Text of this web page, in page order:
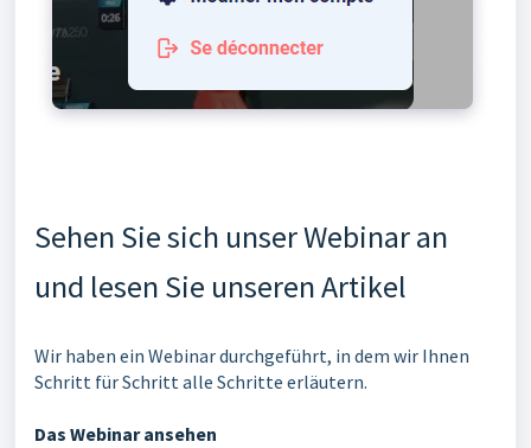
Sehen Sie sich unser Webinar an
und lesen Sie unseren Artikel
Wir haben ein Webinar durchgeführt, in dem wir Ihnen
Schritt für Schritt alle Schritte erläutern.
Das Webinar ansehen